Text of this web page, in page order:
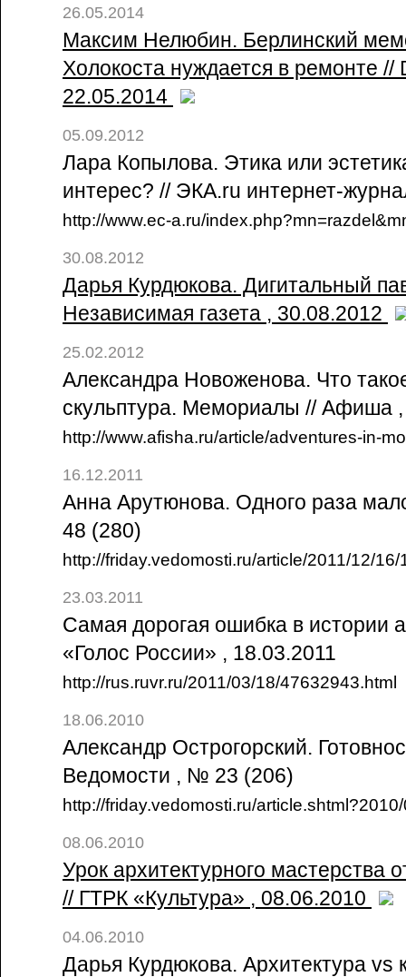
26.05.2014
Максим Нелюбин. Берлинский
Холокоста нуждается в ремонте //
22.05.2014
05.09.2012
Лара Копылова. Этика или
интерес? // ЭКА.ru интернет-
http://www.ec-a.ru/
30.08.2012
Дарья Курдюкова. Дигитальный
Независимая газета , 30.08.2012
25.02.2012
Александра Новоженова. Что
скульптура. Мемориалы // Афиша
http://www.afisha.ru/article/adventures-in-
16.12.2011
Анна Арутюнова. Одного раза
48 (280)
http://friday.vedomosti.ru/article/2011/12/16/
23.03.2011
Самая дорогая ошибка в истории
«Голос России» , 18.03.2011
http://rus.ruvr.ru/2011/03/18/47632943.html
18.06.2010
Александр Острогорский.
Ведомости , № 23 (206)
http://friday.vedomosti.ru/
08.06.2010
Урок архитектурного мастерства
// ГТРК «Культура» , 08.06.2010
04.06.2010
Дарья Курдюкова. Архитектура vs